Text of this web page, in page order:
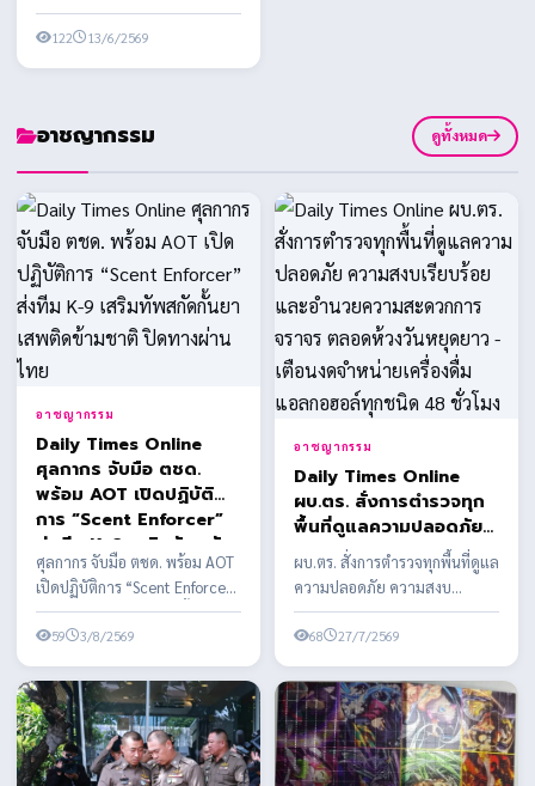
(ประเทศไทย) จำกัด ร่วมกับ
บริษัท กรังด์ปรีซ์ ...
122 13/6/2569
อาชญากรรม ดูทั้งหมด
อาชญากรรม
Daily Times Online
ศุลกากร จับมือ ตชด.
พร้อม AOT เปิดปฏิบัติ
การ “Scent Enforcer”
ส่งทีม K-9 เสริมทัพสกัด
กั้นยาเสพติดข้ามชาติ ปิด
ทางผ่านไทย
ศุลกากร จับมือ ตชด. พร้อม AOT
เปิดปฏิบัติการ “Scent Enforcer”
ส่งทีม K-9 เสริมทัพสกัดกั้นยาเสพ
ติดข้า...
59 3/8/2569
อาชญากรรม
Daily Times Online
ผบ.ตร. สั่งการตำรวจทุก
พื้นที่ดูแลความปลอดภัย
ความสงบเรียบร้อย และ
อำนวยความสะดวกการ
จราจร ตลอดห้วงวันหยุด
ยาว - เตือนงดจำหน่าย
เครื่องดื่มแอลกอฮอล์ทุก
ชนิด 48 ชั่วโมง
ผบ.ตร. สั่งการตำรวจทุกพื้นที่ดูแล
ความปลอดภัย ความสงบ
เรียบร้อย และอำนวยความ
สะดวกการจราจร ตลอดห้วงวัน
ห...
68 27/7/2569